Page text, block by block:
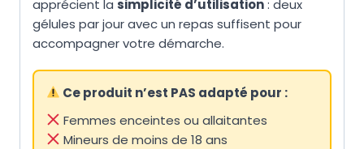
apprécient la simplicité d’utilisation: deux
gélules par jour avec un repas suffisent pour
accompagner votre démarche.
Ce produit n’est PAS adapté pour :
Femmes enceintes ou allaitantes
Mineurs de moins de 18 ans